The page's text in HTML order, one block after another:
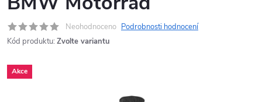
Neohodnoceno Podrobnosti hodnocení
Kód produktu: Zvolte variantu
Akce